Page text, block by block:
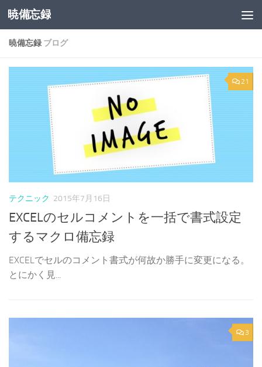
コンテンツへスキップ
暁備忘録
暁備忘録 ブログ
21
テクニック 2015年7月16日
EXCELのセルコメントを一括で書式設定
するマクロ備忘録
EXCELでセルのコメント書式が何故か勝手に変更になる。
とにかく見...
3